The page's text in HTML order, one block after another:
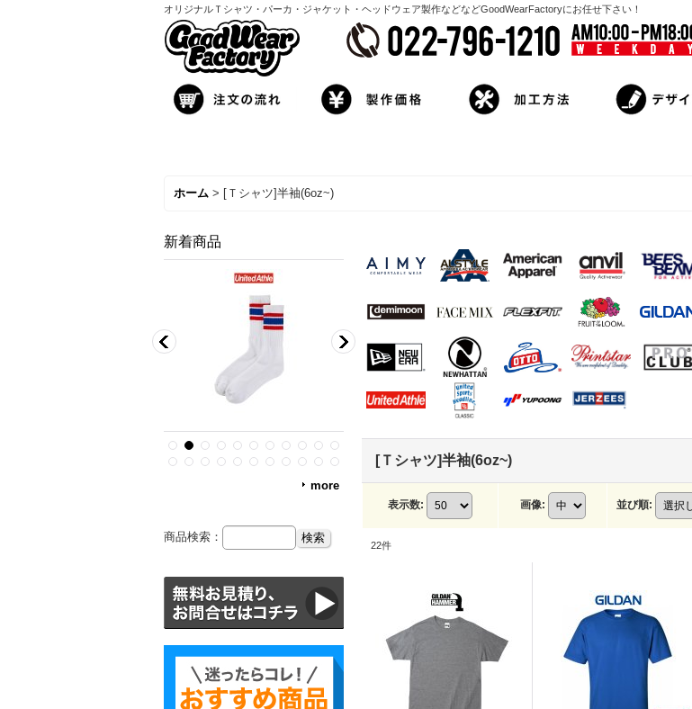
オリジナルＴシャツ・パーカ・ジャケット・ヘッドウェア製作などなどGoodWearFactoryにお任せ下さい！
ホーム > [Ｔシャツ]半袖(6oz~)
新着商品
more
商品検索：
[Ｔシャツ]半袖(6oz~)
表示数: 画像: 並び順:
22件